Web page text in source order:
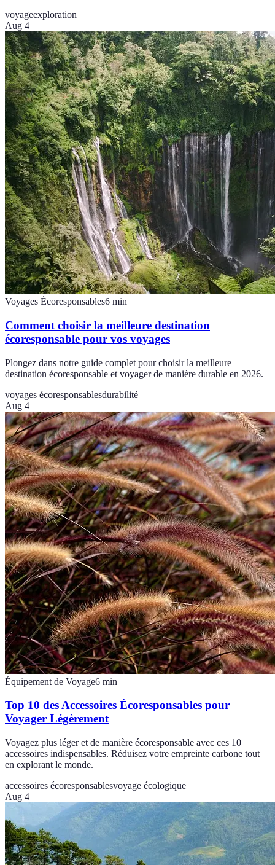
voyageexploration
Aug 4
Voyages Écoresponsables6 min
Comment choisir la meilleure destination
écoresponsable pour vos voyages
Plongez dans notre guide complet pour choisir la meilleure
destination écoresponsable et voyager de manière durable en 2026.
voyages écoresponsablesdurabilité
Aug 4
Équipement de Voyage6 min
Top 10 des Accessoires Écoresponsables pour
Voyager Légèrement
Voyagez plus léger et de manière écoresponsable avec ces 10
accessoires indispensables. Réduisez votre empreinte carbone tout
en explorant le monde.
accessoires écoresponsablesvoyage écologique
Aug 4